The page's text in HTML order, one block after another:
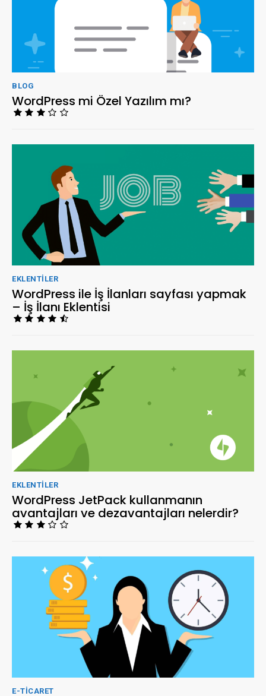
BLOG
WordPress mi Özel Yazılım mı?
EKLENTILER
WordPress ile İş İlanları sayfası yapmak
– İş İlanı Eklentisi
EKLENTILER
WordPress JetPack kullanmanın
avantajları ve dezavantajları nelerdir?
E-TICARET